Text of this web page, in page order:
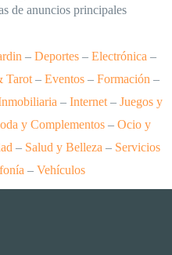
de anuncios principales
– Deportes – Electrónica –
Tarot– Eventos– Formación –
– Internet– Juegos y
y Complementos – Ocio y
– Salud y Belleza – Servicios
– Vehículos